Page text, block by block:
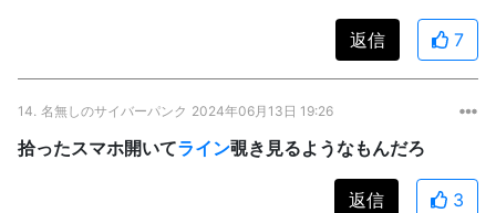
返信 7
14. 名無しのサイバーパンク 2024年06月13日 19:26
拾ったスマホ開いてライン覗き見るようなもんだろ
返信 3